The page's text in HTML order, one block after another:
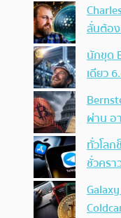
ลั่นต้อ
นักขุด
เดียว
ผ่าน อ
ทั่วโลก
ชั่วคร